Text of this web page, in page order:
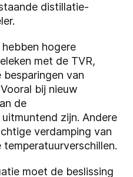
distillatie-
hogere
met de TVR,
besparingen van
bij nieuw
de
zijn. Andere
verdamping van
moet de beslissing